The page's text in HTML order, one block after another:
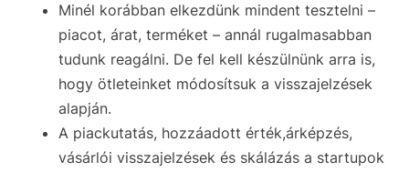
Minél korábban elkezdünk mindent tesztelni –
piacot, árat, terméket – annál rugalmasabban
tudunk reagálni. De fel kell készülnünk arra is,
hogy ötleteinket módosítsuk a visszajelzések
alapján.
A piackutatás, hozzáadott érték,árképzés,
vásárlói visszajelzések és skálázás a startupok